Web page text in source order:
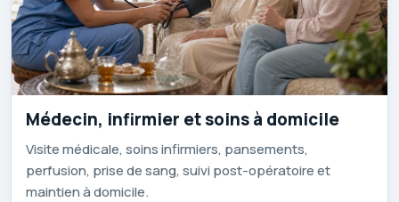
Médecin, infirmier et soins à domicile
Visite médicale, soins infirmiers, pansements,
perfusion, prise de sang, suivi post-opératoire et
maintien à domicile.